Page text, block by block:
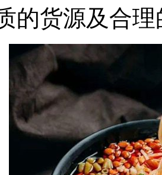
的货源及合